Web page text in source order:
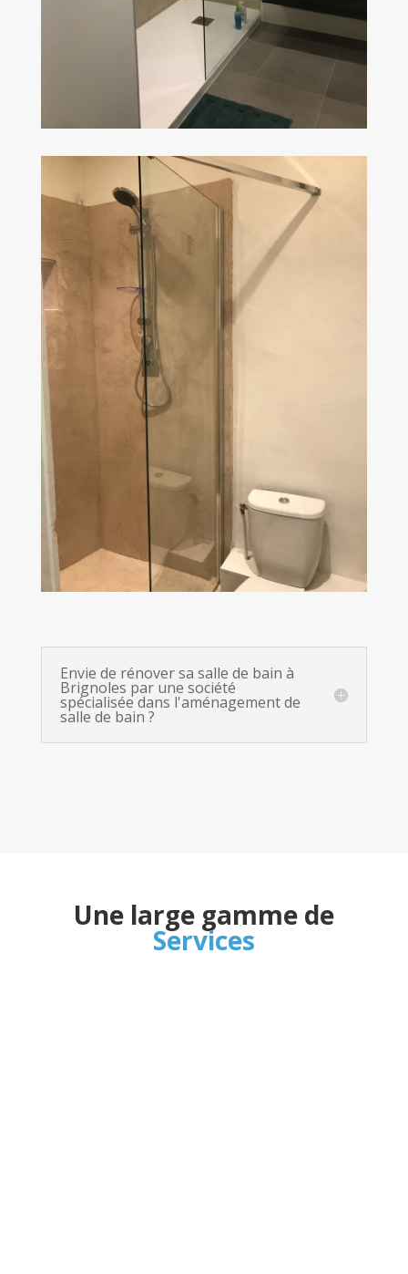
Envie de rénover sa salle de bain à
Brignoles par une société
spécialisée dans l'aménagement de
salle de bain ?
Une large gamme de
Services